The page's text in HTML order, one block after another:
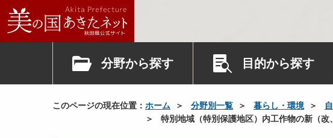
分野から探す 目的から探す
このページの現在位置： ホーム 分野別一覧 暮らし・環境
特別地域（特別保護地区）内工作物の新（改